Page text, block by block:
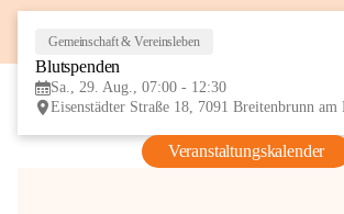
Gemeinschaft & Vereinsleben
Blutspenden
Sa., 29. Aug., 07:00 - 12:30
Veranstaltungskalender